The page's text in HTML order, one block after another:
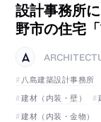
設計事務所
野市の住宅
八島建築設計事務所
建材（内装・壁）
建材（内装・金物）